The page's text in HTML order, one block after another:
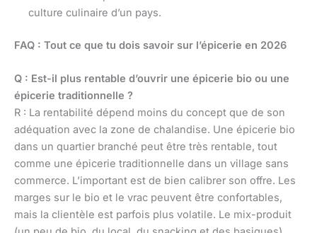
culture culinaire d’un pays.
FAQ : Tout ce que tu dois savoir sur l’épicerie en 2026
Q : Est-il plus rentable d’ouvrir une épicerie bio ou une
épicerie traditionnelle ?
R : La rentabilité dépend moins du concept que de son
adéquation avec la zone de chalandise. Une épicerie bio
dans un quartier branché peut être très rentable, tout
comme une épicerie traditionnelle dans un village sans
commerce. L’important est de bien calibrer son offre. Les
marges sur le bio et le vrac peuvent être confortables,
mais la clientèle est parfois plus volatile. Le mix-produit